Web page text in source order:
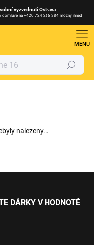
vyzvednutí Ostrava
domluvě na +420 724 266 384 možný ihned
Hledat
nalezeny...
DÁRKY V HODNOTĚ